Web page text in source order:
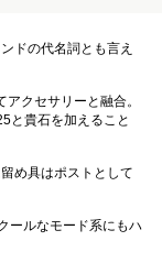
ドの代名詞とも言え
クセサリーと融合。
と貴石を加えること
め具はポストとして
ールなモード系にもハ